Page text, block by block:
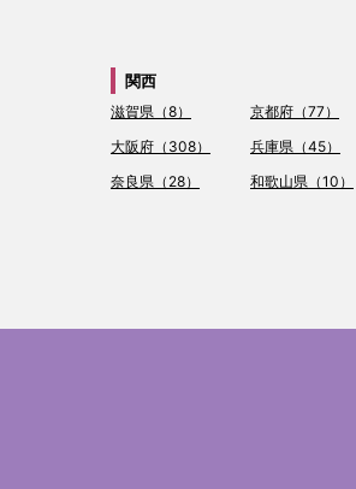
関西
滋賀県（8）
京都府（77）
大阪府（308）
兵庫県（45）
奈良県（28）
和歌山県（10）